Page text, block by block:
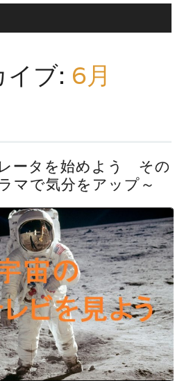
ー
イブ: 6月
ータを始めよう その
マで気分をアップ～